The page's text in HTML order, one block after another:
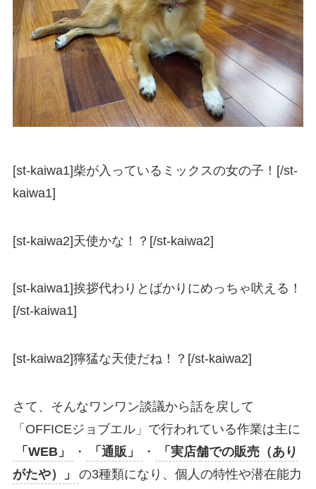
[st-kaiwa1]柴が入っているミックスの女の子！[/st-
kaiwa1]
[st-kaiwa2]天使かな！？[/st-kaiwa2]
[st-kaiwa1]挨拶代わりとばかりにめっちゃ吠える！
[/st-kaiwa1]
[st-kaiwa2]獰猛な天使だね！？[/st-kaiwa2]
さて、そんなワンワン談議から話を戻して
「OFFICEジョブエル」で行われている作業は主に
「WEB」
・ 「通販」 ・
「実店舗での販売（あり
がたや）」
の3種類になり、 個人の特性や潜在能力